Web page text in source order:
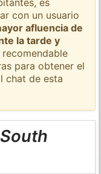
con un usuario
afluencia de
la tarde y
para obtener el
chat de esta